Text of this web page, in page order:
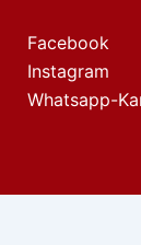
Facebook
Instagram
Whatsapp-